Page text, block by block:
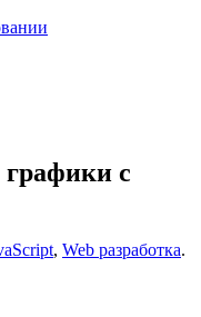
с
, Web разработка.